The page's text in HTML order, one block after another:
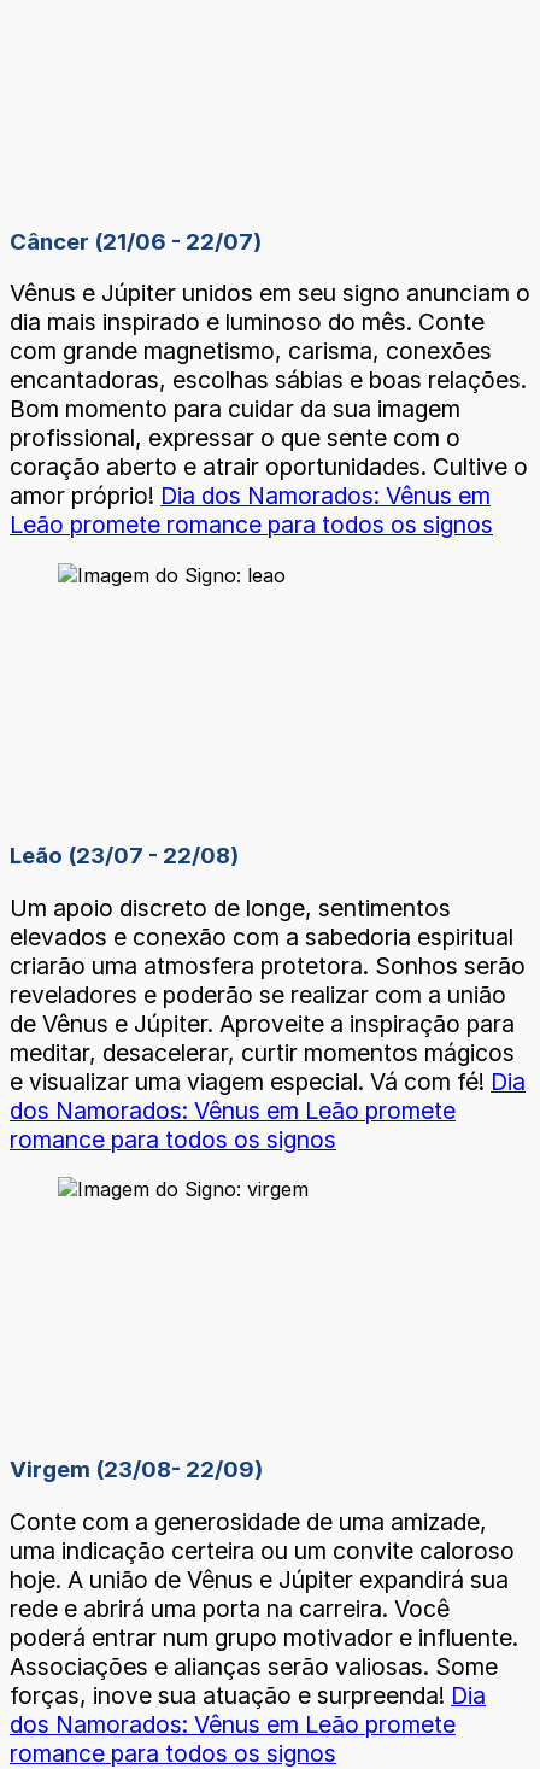
Câncer (21/06 - 22/07)
Vênus e Júpiter unidos em seu signo anunciam o
dia mais inspirado e luminoso do mês. Conte
com grande magnetismo, carisma, conexões
encantadoras, escolhas sábias e boas relações.
Bom momento para cuidar da sua imagem
profissional, expressar o que sente com o
coração aberto e atrair oportunidades. Cultive o
amor próprio! Dia dos Namorados: Vênus em
Leão promete romance para todos os signos
Leão (23/07 - 22/08)
Um apoio discreto de longe, sentimentos
elevados e conexão com a sabedoria espiritual
criarão uma atmosfera protetora. Sonhos serão
reveladores e poderão se realizar com a união
de Vênus e Júpiter. Aproveite a inspiração para
meditar, desacelerar, curtir momentos mágicos
e visualizar uma viagem especial. Vá com fé! Dia
dos Namorados: Vênus em Leão promete
romance para todos os signos
Virgem (23/08- 22/09)
Conte com a generosidade de uma amizade,
uma indicação certeira ou um convite caloroso
hoje. A união de Vênus e Júpiter expandirá sua
rede e abrirá uma porta na carreira. Você
poderá entrar num grupo motivador e influente.
Associações e alianças serão valiosas. Some
forças, inove sua atuação e surpreenda! Dia
dos Namorados: Vênus em Leão promete
romance para todos os signos